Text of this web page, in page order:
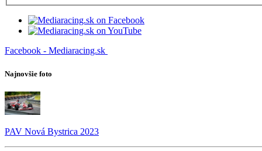
Facebook - Mediaracing.sk
Najnovšie foto
PAV Nová Bystrica 2023